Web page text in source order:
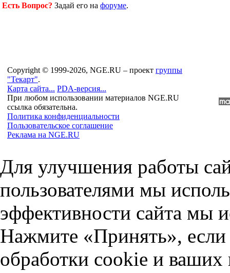
Есть Вопрос? Задай его на форуме.
Copyright © 1999-2026, NGE.RU – проект группы
"Текарт".
Карта сайта... PDA-версия...
При любом использовании материалов NGE.RU
ссылка обязательна.
Политика конфиденциальности
Пользовательское соглашение
Реклама на NGE.RU
Для улучшения работы
пользователями мы
эффективности сайта мы
Нажмите «Принять», если
обработки cookie и